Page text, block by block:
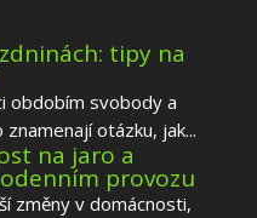
tipy na
obdobím svobody a
otázku, jak...
na jaro a
provozu
změny v domácnosti,